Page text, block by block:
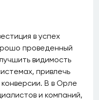
в успех
проведенный
видимость
привлечь
В в Орле
и компаний,